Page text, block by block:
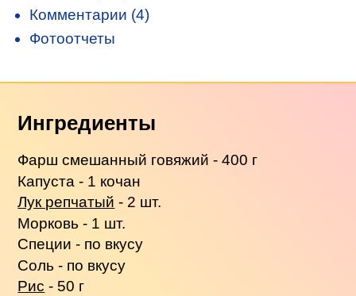
Комментарии (4)
Фотоотчеты
Ингредиенты
Фарш смешанный говяжий - 400 г
Капуста - 1 кочан
Лук репчатый - 2 шт.
Морковь - 1 шт.
Специи - по вкусу
Соль - по вкусу
Рис - 50 г